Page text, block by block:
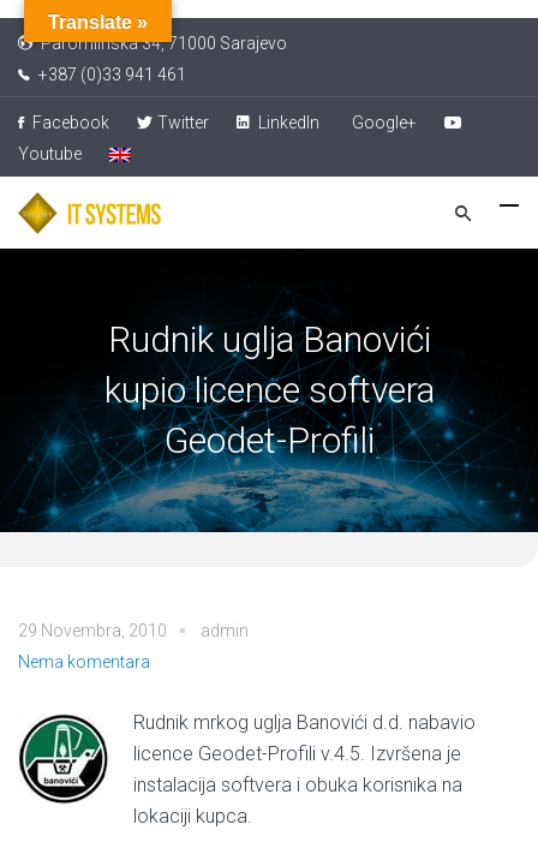
Paromlinska 34, 71000 Sarajevo
+387 (0)33 941 461
Facebook Twitter LinkedIn
Google+
Youtube
Rudnik uglja Banovići
kupio licence softvera
Geodet-Profili
29 Novembra, 2010
admin
Nema komentara
Rudnik mrkog uglja Banovići d.d. nabavio
licence Geodet-Profili v.4.5. Izvršena je
instalacija softvera i obuka korisnika na
lokaciji kupca.
Translate »